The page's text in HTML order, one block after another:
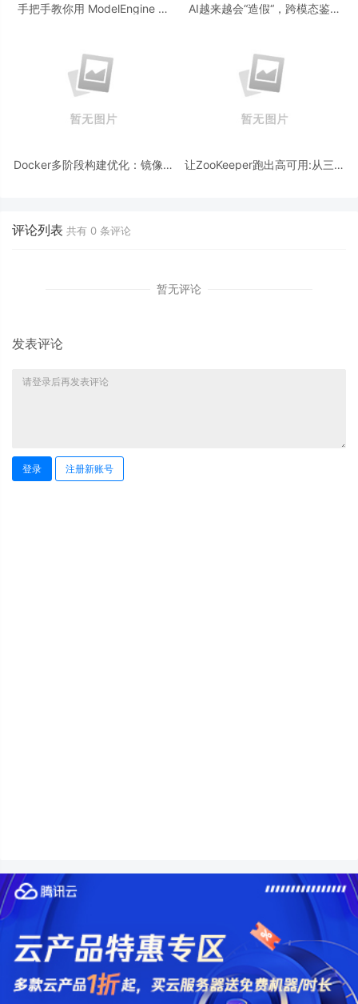
手把手教你用 ModelEngine 打
AI越来越会“造假“，跨模态鉴伪
Docker多阶段构建优化：镜像体
让ZooKeeper跑出高可用:从三节
评论列表 共有 0 条评论
暂无评论
发表评论
登录 注册新账号